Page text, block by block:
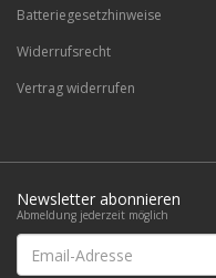
Batteriegesetzhinweise
Widerrufsrecht
Vertrag widerrufen
Newsletter abonnieren
Abmeldung jederzeit möglich
Email-
Adresse